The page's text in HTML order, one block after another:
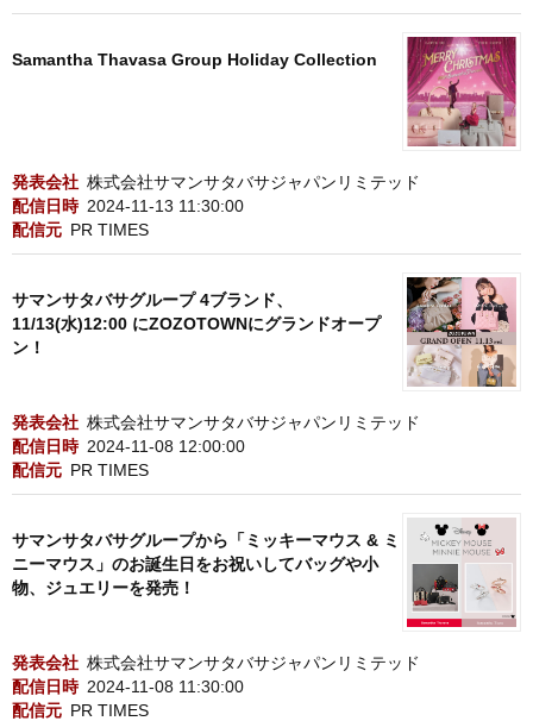
Samantha Thavasa Group Holiday Collection
発表会社 株式会社サマンサタバサジャパンリミテッド
配信日時 2024-11-13 11:30:00
配信元 PR TIMES
サマンサタバサグループ 4ブランド、
11/13(水)12:00 にZOZOTOWNにグランドオープ
ン！
発表会社 株式会社サマンサタバサジャパンリミテッド
配信日時 2024-11-08 12:00:00
配信元 PR TIMES
サマンサタバサグループから「ミッキーマウス & ミ
ニーマウス」のお誕生日をお祝いしてバッグや小
物、ジュエリーを発売！
発表会社 株式会社サマンサタバサジャパンリミテッド
配信日時 2024-11-08 11:30:00
配信元 PR TIMES